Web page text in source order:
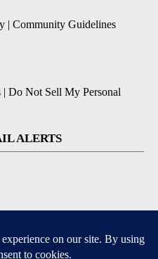
Community Guidelines
Do Not Sell My Personal
ALERTS